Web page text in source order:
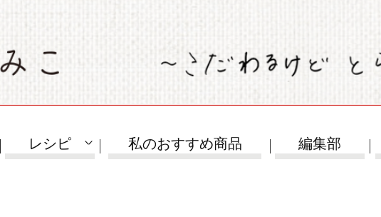
レシピ 私のおすすめ商品 編集部